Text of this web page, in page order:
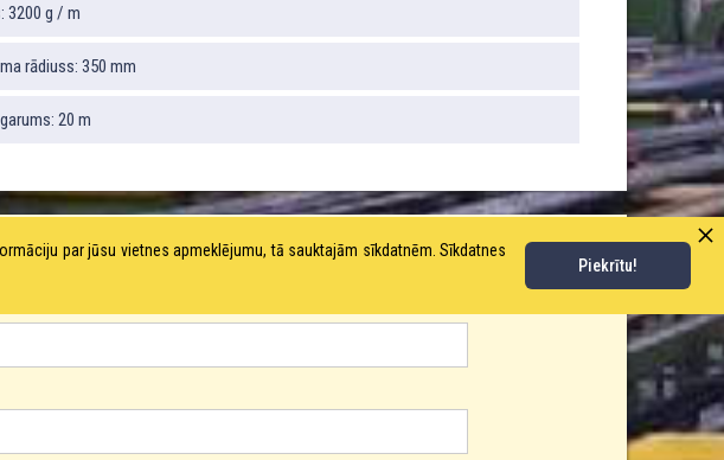
3200 g / m
rādiuss: 350 mm
20 m
par jūsu vietnes apmeklējumu, tā sauktajām sīkdatnēm. Sīkdatnes
Piekrītu!